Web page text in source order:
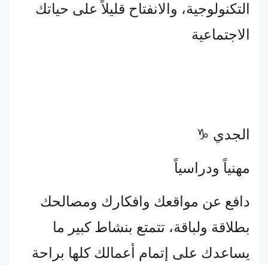
التكنولوجية، والانفتاح قليلاً على حياتك
الاجتماعية
الجدي ♑
مهنياً ودراسياً
دافع عن مواقعك وافكارك ومصالحك
بطلاقة ولباقة، تتمتع بنشاط كبير ما
يساعدك على إتمام أعمالك كلها براحة